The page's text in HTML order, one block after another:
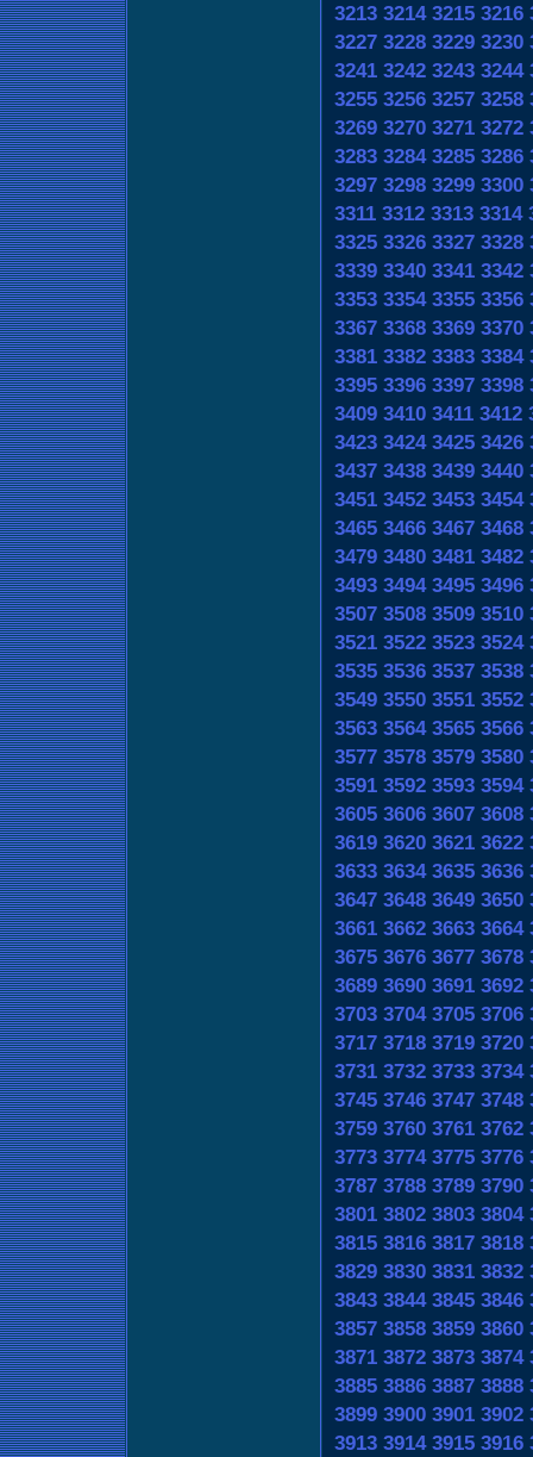
3213 3214 3215 3216
3227 3228 3229 3230
3241 3242 3243 3244
3255 3256 3257 3258
3269 3270 3271 3272
3283 3284 3285 3286
3297 3298 3299 3300
3311 3312 3313 3314
3325 3326 3327 3328
3339 3340 3341 3342
3353 3354 3355 3356
3367 3368 3369 3370
3381 3382 3383 3384
3395 3396 3397 3398
3409 3410 3411 3412
3423 3424 3425 3426
3437 3438 3439 3440
3451 3452 3453 3454
3465 3466 3467 3468
3479 3480 3481 3482
3493 3494 3495 3496
3507 3508 3509 3510
3521 3522 3523 3524
3535 3536 3537 3538
3549 3550 3551 3552
3563 3564 3565 3566
3577 3578 3579 3580
3591 3592 3593 3594
3605 3606 3607 3608
3619 3620 3621 3622
3633 3634 3635 3636
3647 3648 3649 3650
3661 3662 3663 3664
3675 3676 3677 3678
3689 3690 3691 3692
3703 3704 3705 3706
3717 3718 3719 3720
3731 3732 3733 3734
3745 3746 3747 3748
3759 3760 3761 3762
3773 3774 3775 3776
3787 3788 3789 3790
3801 3802 3803 3804
3815 3816 3817 3818
3829 3830 3831 3832
3843 3844 3845 3846
3857 3858 3859 3860
3871 3872 3873 3874
3885 3886 3887 3888
3899 3900 3901 3902
3913 3914 3915 3916